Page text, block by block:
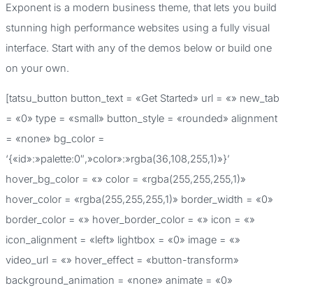
r
:
Exponent is a modern business theme, that lets you build
stunning high performance websites using a fully visual
interface. Start with any of the demos below or build one
on your own.
[tatsu_button button_text = «Get Started» url = «» new_tab
= «0» type = «small» button_style = «rounded» alignment
= «none» bg_color =
‘{«id»:»palette:0″,»color»:»rgba(36,108,255,1)»}’
hover_bg_color = «» color = «rgba(255,255,255,1)»
hover_color = «rgba(255,255,255,1)» border_width = «0»
border_color = «» hover_border_color = «» icon = «»
icon_alignment = «left» lightbox = «0» image = «»
video_url = «» hover_effect = «button-transform»
background_animation = «none» animate = «0»